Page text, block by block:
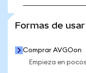
Formas de
Comprar AVGOon
Empieza en